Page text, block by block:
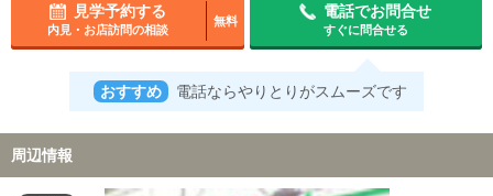
見学予約する
内見・お店訪問の相談
無料
電話でお問合せ
すぐに問合せる
おすすめ 電話ならやりとりがスムーズです
周辺情報